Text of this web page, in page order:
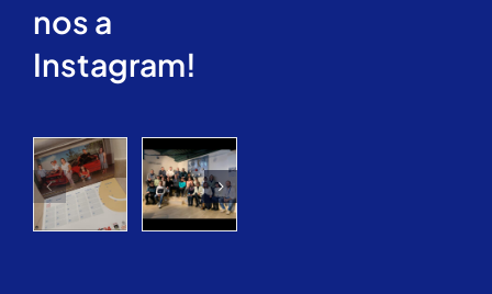
nos a
Instagram!